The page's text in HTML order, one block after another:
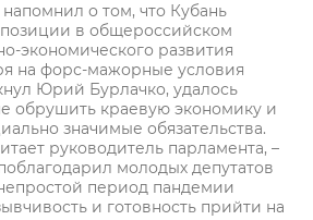
о том, что Кубань
в общероссийском
экономического развития
на форс-мажорные условия
Юрий Бурлачко, удалось
обрушить краевую экономику и
значимые обязательства.
руководитель парламента, –
молодых депутатов
период пандемии
и готовность прийти на